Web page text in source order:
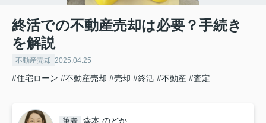
終活での不動産売却は必要？手続き
を解説
不動産売却 2025.04.25
#住宅ローン #不動産売却 #売却 #終活 #不動産 #査定
筆者 森本 のどか